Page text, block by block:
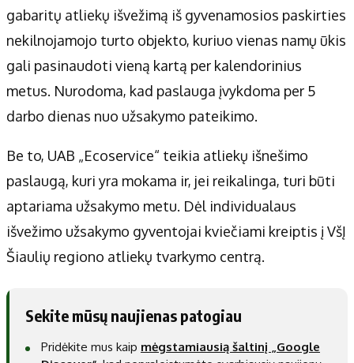
gabaritų atliekų išvežimą iš gyvenamosios paskirties
nekilnojamojo turto objekto, kuriuo vienas namų ūkis
gali pasinaudoti vieną kartą per kalendorinius
metus. Nurodoma, kad paslauga įvykdoma per 5
darbo dienas nuo užsakymo pateikimo.
Be to, UAB „Ecoservice“ teikia atliekų išnešimo
paslaugą, kuri yra mokama ir, jei reikalinga, turi būti
aptariama užsakymo metu. Dėl individualaus
išvežimo užsakymo gyventojai kviečiami kreiptis į VšĮ
Šiaulių regiono atliekų tvarkymo centrą.
Sekite mūsų naujienas patogiau
Pridėkite mus kaip mėgstamiausią šaltinį „Google